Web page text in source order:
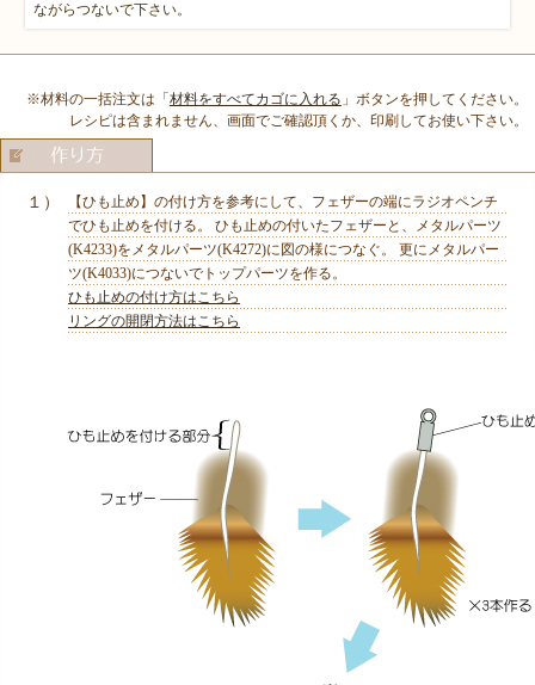
ながらつないで下さい。
※材料の一括注文は「材料をすべてカゴに入れる 」ボタンを押してください。
レシピは含まれません、画面でご確認頂くか、印刷してお使い下さい。
１）
【ひも止め】の付け方を参考にして、フェザーの端にラジオペンチ
でひも止めを付ける。 ひも止めの付いたフェザーと、メタルパーツ
(K4233)をメタルパーツ(K4272)に図の様につなぐ。 更にメタルパー
ツ(K4033)につないでトップパーツを作る。
ひも止めの付け方はこちら
リングの開閉方法はこちら